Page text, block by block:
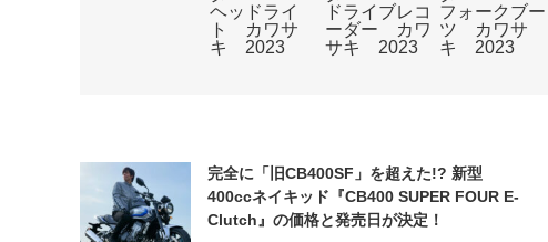
完全に「旧CB400SF」を超えた!? 新型
400ccネイキッド『CB400 SUPER FOUR E-
Clutch』の価格と発売日が決定！